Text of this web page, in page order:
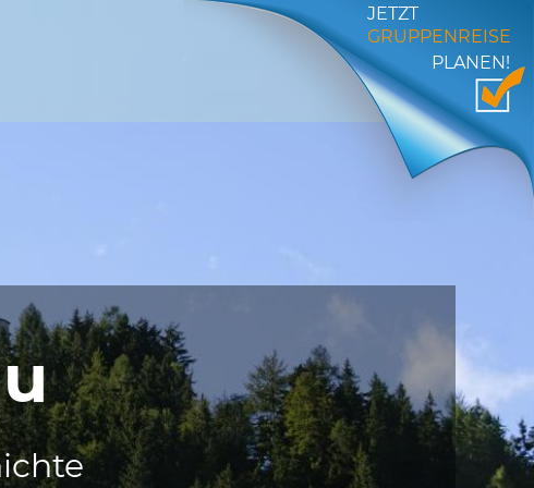
JETZT
GRUPPENREISE
PLANEN!